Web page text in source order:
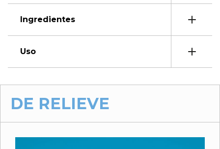
Ingredientes
Uso
DE RELIEVE